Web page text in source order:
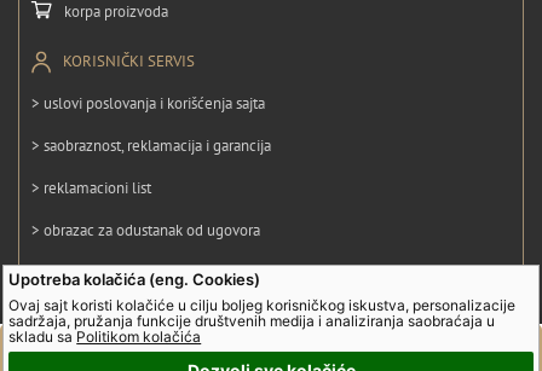
Upotreba kolačića (eng. Cookies)
Ovaj sajt koristi kolačiće u cilju boljeg korisničkog iskustva, personalizacije
sadržaja, pružanja funkcije društvenih medija i analiziranja saobraćaja u
skladu sa Politikom kolačića
korpa proizvoda
KORISNIČKI SERVIS
> uslovi poslovanja i korišćenja sajta
> saobraznost, reklamacija i garancija
> reklamacioni list
> obrazac za odustanak od ugovora
> politika privatnosti
> politika kolačića